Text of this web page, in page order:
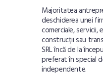
Majoritatea
deschiderea unei
comerciale, servicii,
construcții sau
SRL încă de la
preferat în special
independente.